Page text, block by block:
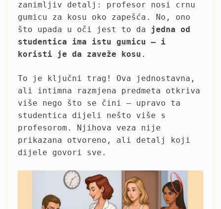
zanimljiv detalj: profesor nosi crnu
gumicu za kosu oko zapešća. No, ono
što upada u oči jest to da
jedna od
studentica ima istu gumicu – i
koristi je da zaveže kosu .
To je ključni trag! Ova jednostavna,
ali intimna razmjena predmeta otkriva
više nego što se čini – upravo ta
studentica dijeli nešto više s
profesorom. Njihova veza nije
prikazana otvoreno, ali detalj koji
dijele govori sve.